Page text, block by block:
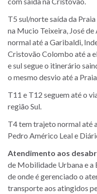
T5 sul/norte saída da
na Mucio Teixeira, José
normal até a Garibaldi,
Cristovão Colombo até a
e sul segue o itinerário
o mesmo desvio até a Praia
T11 e T12 seguem até o
região Sul.
T4 tem trajeto normal até
Pedro Américo Leal e
Atendimento aos
de Mobilidade Urbana e a
de onde é gerenciado o
transporte aos atingidos